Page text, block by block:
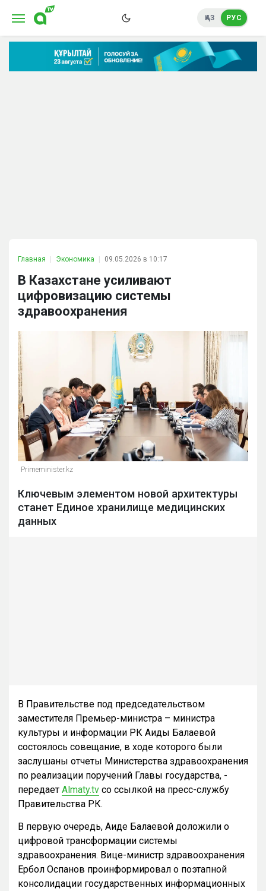
ҚАЗ РУС
Главная Экономика 09.05.2026 в 10:17
В Казахстане усиливают
цифровизацию системы
здравоохранения
Primeminister.kz
Ключевым элементом новой архитектуры
станет Единое хранилище медицинских
данных
В Правительстве под председательством
заместителя Премьер-министра – министра
культуры и информации РК Аиды Балаевой
состоялось совещание, в ходе которого были
заслушаны отчеты Министерства здравоохранения
по реализации поручений Главы государства, -
передает Almaty.tv со ссылкой на пресс-службу
Правительства РК.
В первую очередь, Аиде Балаевой доложили о
цифровой трансформации системы
здравоохранения. Вице-министр здравоохранения
Ербол Оспанов проинформировал о поэтапной
консолидации государственных информационных